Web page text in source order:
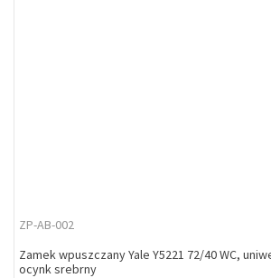
ZP-AB-002
Zamek wpuszczany Yale Y5221 72/40 WC,
ocynk srebrny